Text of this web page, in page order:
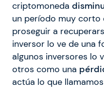
criptomoneda
un período muy corto
proseguir a
inversor lo ve de una
algunos inversores lo
otros como una
actúa lo que llamamos